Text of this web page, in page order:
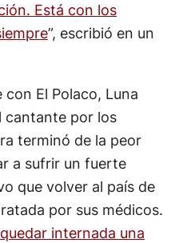
Está con los
”, escribió en un
con El Polaco, Luna
cantante por los
terminó de la peor
a sufrir un fuerte
que volver al país de
por sus médicos.
internada una